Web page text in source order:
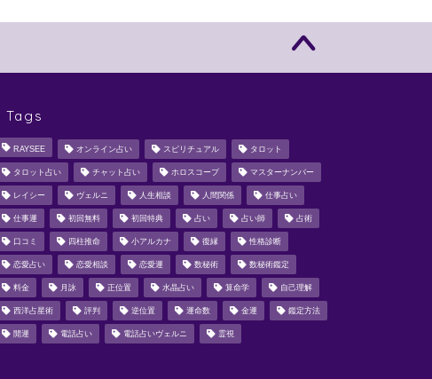
Tags
RAYSEE オンライン占い スピリチュアル タロット
タロット占い チャット占い ホロスコープ マスターナンバー
レイシー ヴェルニ 人生相談 人間関係 仕事占い
仕事運 初回無料 初回特典 占い 占い師 占術
口コミ 四柱推命 小アルカナ 復縁 性格診断
恋愛占い 恋愛相談 恋愛運 数秘術 数秘術鑑定
料金 月詠 正位置 水晶占い 算命学 自己理解
西洋占星術 評判 逆位置 運命数 金運 鑑定方法
開運 電話占い 電話占いヴェルニ 霊視